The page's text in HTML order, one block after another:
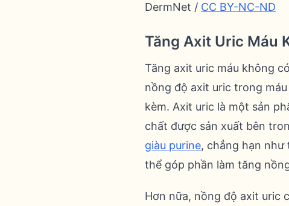
DermNet / CC BY-NC-ND
Tăng Axit Uric Máu
Tăng axit uric máu không
nồng độ axit uric trong
kèm. Axit uric là một sản
chất được sản xuất bên
giàu purine, chẳng hạn
thể góp phần làm tăng
Hơn nữa, nồng độ axit uric